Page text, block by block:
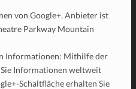
von Google+. Anbieter ist
Parkway Mountain
Informationen: Mithilfe der
Informationen weltweit
Schaltfläche erhalten Sie